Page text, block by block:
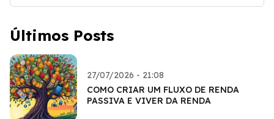
Últimos Posts
27/07/2026 - 21:08
COMO CRIAR UM FLUXO DE RENDA
PASSIVA E VIVER DA RENDA